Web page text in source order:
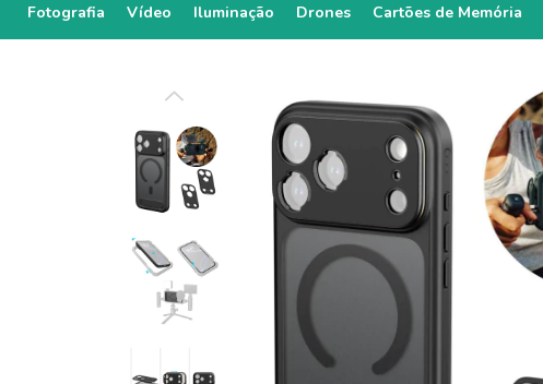
Fotografia Vídeo Iluminação Drones Cartões de Memória